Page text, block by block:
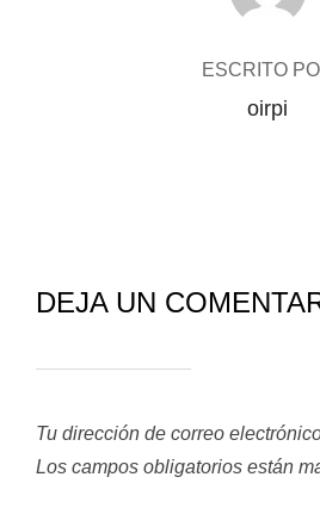
ESCRITO
oirpi
DEJA UN
Tu dirección de correo
Los campos obligatorios están